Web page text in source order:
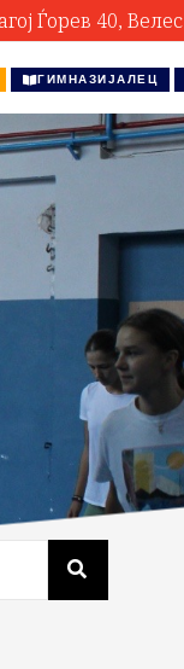
Ѓорев 40, Велес
ГИМНАЗИЈАЛЕЦ